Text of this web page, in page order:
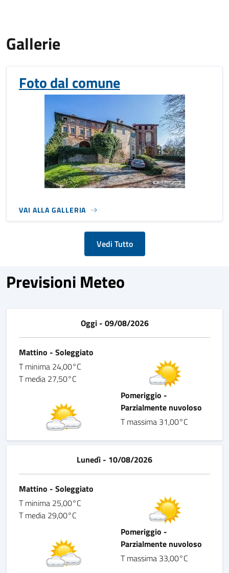
Gallerie
Foto dal comune
VAI ALLA GALLERIA
Vedi Tutto
Previsioni Meteo
Oggi - 09/08/2026
Mattino - Soleggiato
T minima 24,00°C
T media 27,50°C
Pomeriggio -
Parzialmente nuvoloso
T massima 31,00°C
Lunedì - 10/08/2026
Mattino - Soleggiato
T minima 25,00°C
T media 29,00°C
Pomeriggio -
Parzialmente nuvoloso
T massima 33,00°C